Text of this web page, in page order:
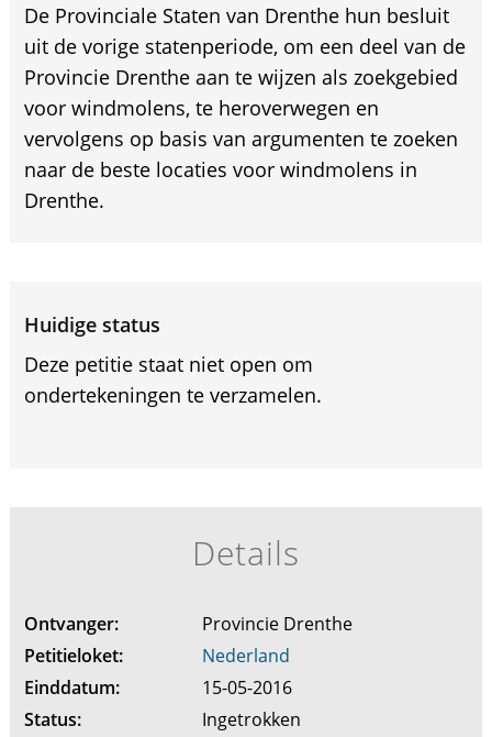
De Provinciale Staten van Drenthe hun besluit
uit de vorige statenperiode, om een deel van de
Provincie Drenthe aan te wijzen als zoekgebied
voor windmolens, te heroverwegen en
vervolgens op basis van argumenten te zoeken
naar de beste locaties voor windmolens in
Drenthe.
Huidige status
Deze petitie staat niet open om
ondertekeningen te verzamelen.
Details
Ontvanger:
Provincie Drenthe
Petitieloket:
Nederland
Einddatum:
15-05-2016
Status:
Ingetrokken